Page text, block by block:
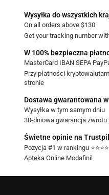
Wysyłka do wszystkich
On all orders above $130
Get your tracking number
W 100% bezpieczna
MasterCard IBAN SEPA
Przy płatności
stronie
Dostawa gwarantowana w
Wysyłka w tym samym dniu
30-dniowa gwarancja zwrotu
Świetne opinie na
Pozycja #1 w rankingu
Apteka Online Modafinil